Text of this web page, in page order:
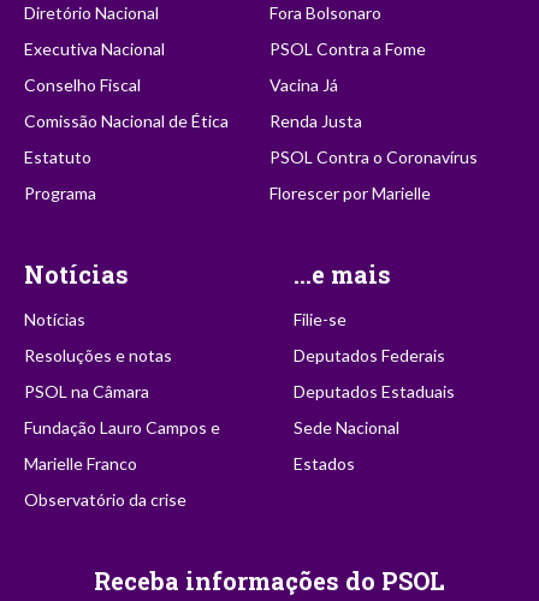
Diretório Nacional
Executiva Nacional
Conselho Fiscal
Comissão Nacional de Ética
Estatuto
Programa
Fora Bolsonaro
PSOL Contra a Fome
Vacina Já
Renda Justa
PSOL Contra o Coronavírus
Florescer por Marielle
Notícias
Notícias
Resoluções e notas
PSOL na Câmara
Fundação Lauro Campos e
Marielle Franco
Observatório da crise
...e mais
Filie-se
Deputados Federais
Deputados Estaduais
Sede Nacional
Estados
Receba informações do PSOL